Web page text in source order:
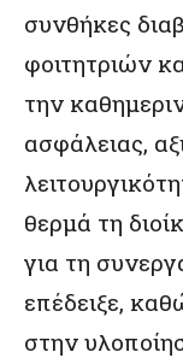
συνθήκες
φοιτητριών
την
ασφάλειας,
θερμά τη
για τη
επέδειξε,
στην